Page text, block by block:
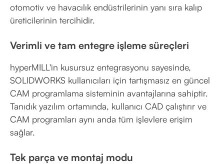
otomotiv ve havacılık endüstrilerinin yanı sıra kalıp
üreticilerinin tercihidir.
Verimli ve tam entegre işleme süreçleri
hyperMILL'in kusursuz entegrasyonu sayesinde,
SOLIDWORKS kullanıcıları için tartışmasız en güncel
CAM programlama sisteminin avantajlarına sahiptir.
Tanıdık yazılım ortamında, kullanıcı CAD çalıştırır ve
CAM programları aynı anda tüm işlevlere erişim
sağlar.
Tek parça ve montaj modu